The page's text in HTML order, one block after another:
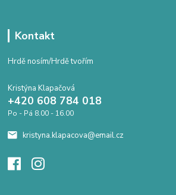
Kontakt
Hrdě nosím/Hrdě tvořím
Kristýna Klapačová
+420 608 784 018
Po - Pá 8.00 - 16.00
kristyna.klapacova@email.cz